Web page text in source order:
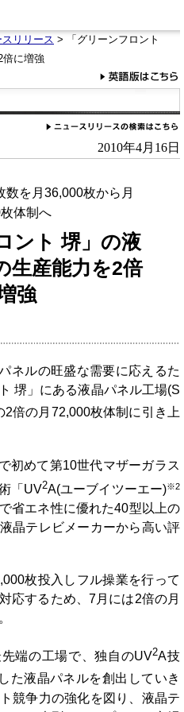
スリリース > 「グリーンフロント
倍に増強
2010年4月16日
数を月36,000枚から月
体制へ
ント 堺」の液
生産能力を2倍
強
ネルの旺盛な需要に応えるた
堺」にある液晶パネル工場(S
2倍の月72,000枚体制に引き上
初めて第10世代マザーガラス
「UV2A(ユーブイツーエー)※2
省エネ性に優れた40型以上の
晶テレビメーカーから高い評
枚投入しフル操業を行って
応するため、7月には2倍の月
端の工場で、独自のUV2A技
た液晶パネルを創出していき
競争力の強化を図り、液晶テ